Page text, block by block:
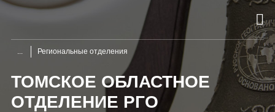
Региональные отделения
ТОМСКОЕ ОБЛАСТНОЕ
ОТДЕЛЕНИЕ РГО